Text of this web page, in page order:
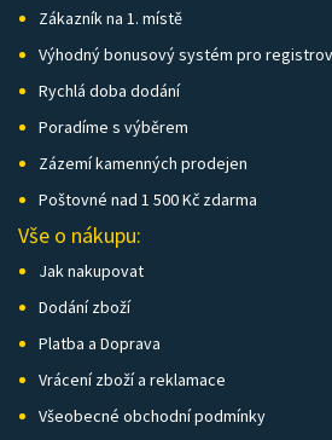
Zákazník na 1. místě
Výhodný bonusový systém pro
Rychlá doba dodání
Poradíme s výběrem
Zázemí kamenných prodejen
Poštovné nad 1 500 Kč zdarma
Vše o nákupu:
Jak nakupovat
Dodání zboží
Platba a Doprava
Vrácení zboží a reklamace
Všeobecné obchodní podmínky